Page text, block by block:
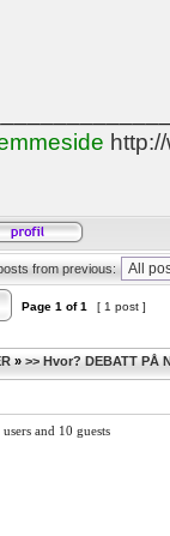
from previous:
Page 1 of1 [ 1 post ]
» >> Hvor? DEBATT PÅ
and 10 guests